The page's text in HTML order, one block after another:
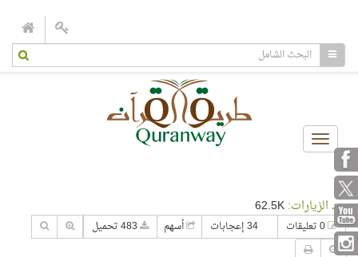
Toggle
navigation
عدد الزيارات:
34 إعجابات أسهم